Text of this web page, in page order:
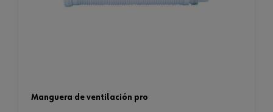
manguera de ventilación pro